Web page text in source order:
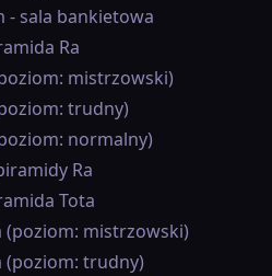
- sala bankietowa
Ra
mistrzowski)
trudny)
normalny)
Ra
Tota
(poziom: mistrzowski)
(poziom: trudny)